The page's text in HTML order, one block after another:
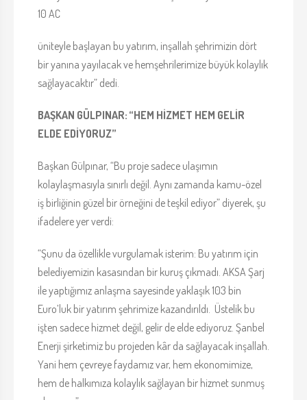
10 AC
üniteyle başlayan bu yatırım, inşallah şehrimizin dört
bir yanına yayılacak ve hemşehrilerimize büyük kolaylık
sağlayacaktır” dedi.
BAŞKAN GÜLPINAR: “HEM HİZMET HEM GELİR
ELDE EDİYORUZ”
Başkan Gülpınar, “Bu proje sadece ulaşımın
kolaylaşmasıyla sınırlı değil. Aynı zamanda kamu-özel
iş birliğinin güzel bir örneğini de teşkil ediyor” diyerek, şu
ifadelere yer verdi:
“Şunu da özellikle vurgulamak isterim: Bu yatırım için
belediyemizin kasasından bir kuruş çıkmadı. AKSA Şarj
ile yaptığımız anlaşma sayesinde yaklaşık 103 bin
Euro’luk bir yatırım şehrimize kazandırıldı. Üstelik bu
işten sadece hizmet değil, gelir de elde ediyoruz. Şanbel
Enerji şirketimiz bu projeden kâr da sağlayacak inşallah.
Yani hem çevreye faydamız var, hem ekonomimize,
hem de halkımıza kolaylık sağlayan bir hizmet sunmuş